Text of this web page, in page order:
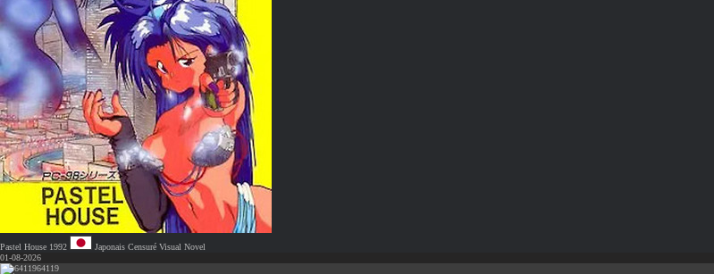
Pastel House 1992 Japonais Censuré Visual Novel
01-08-2026
64119